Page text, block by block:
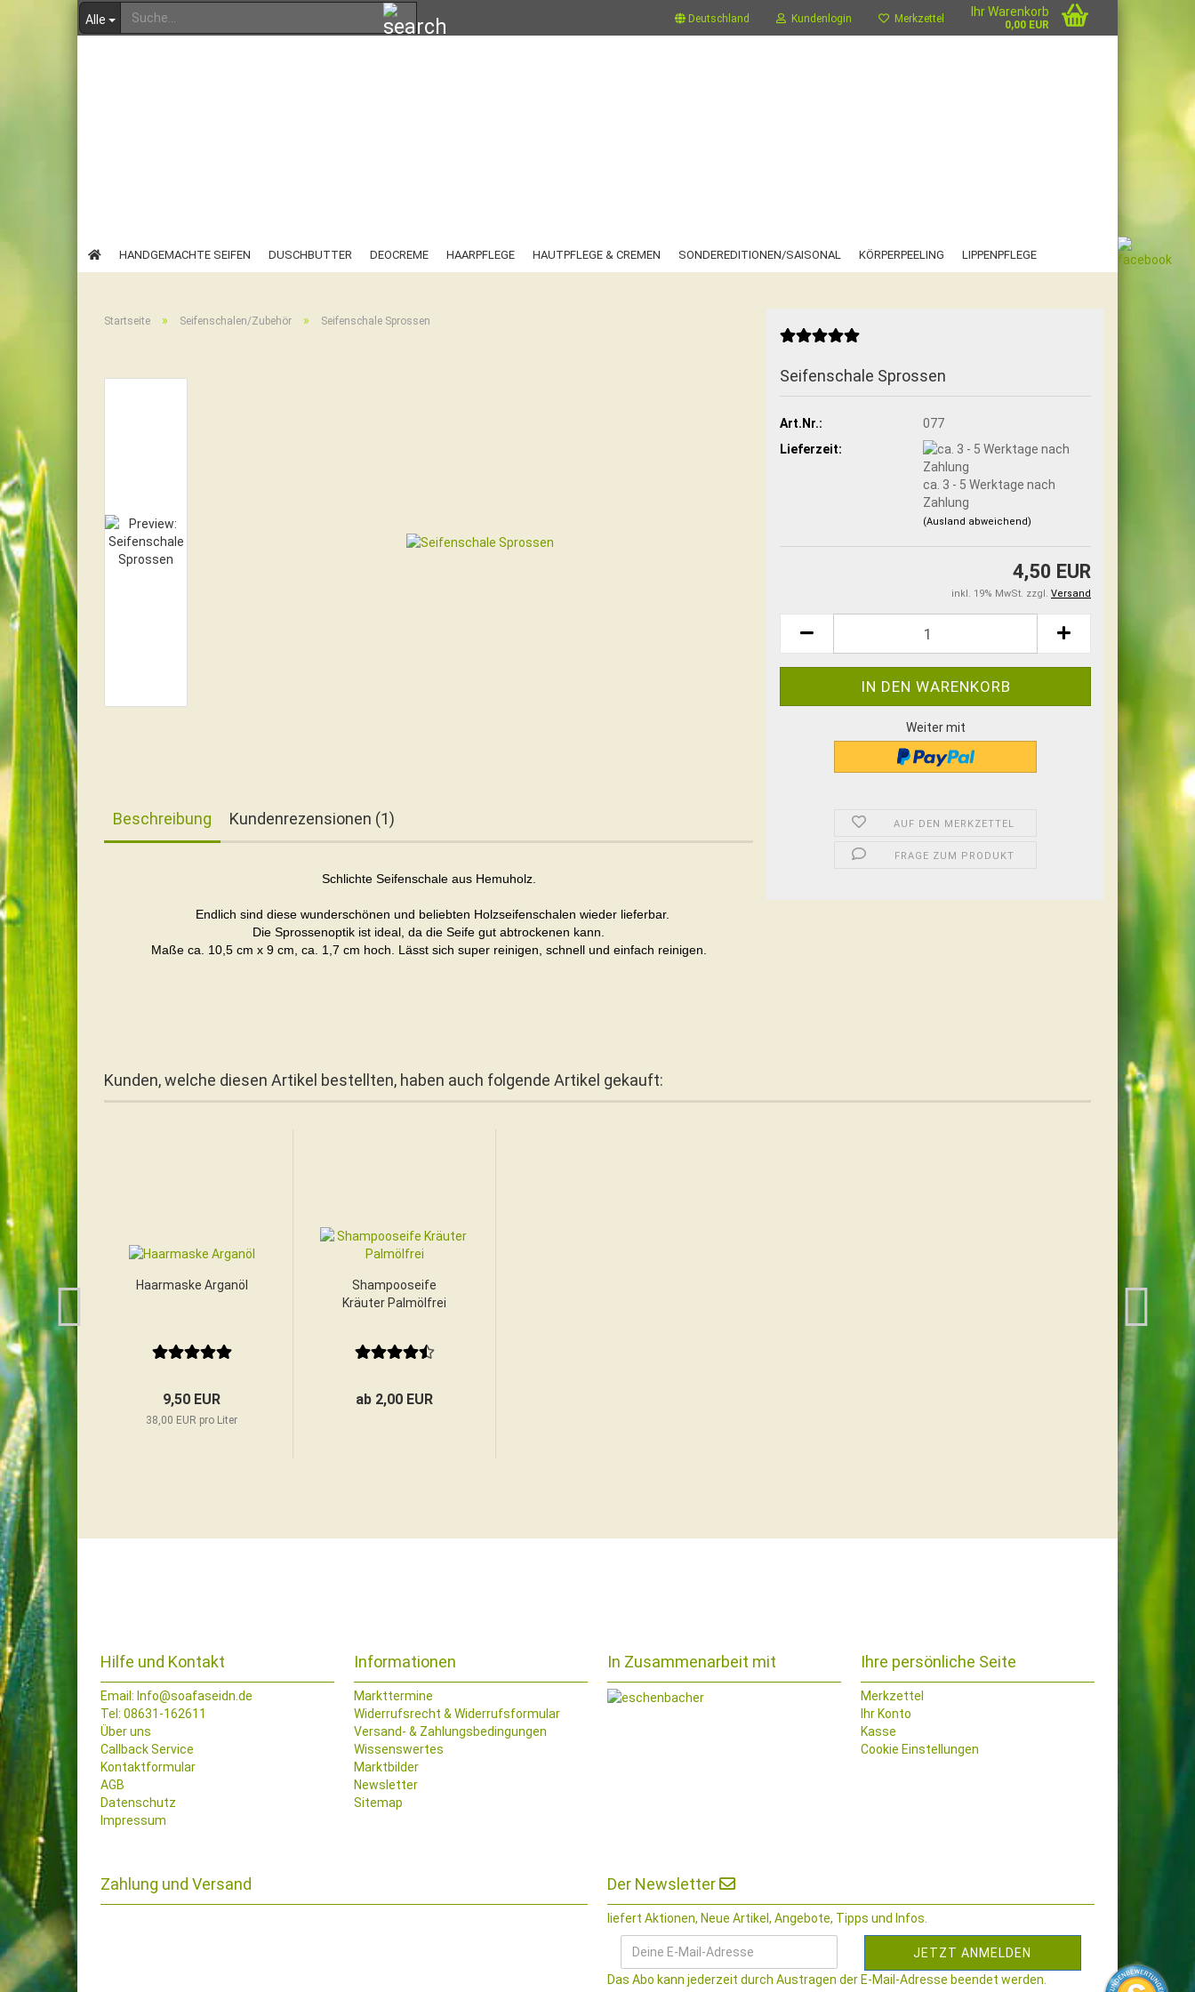
Deutschland Kundenlogin Merkzettel
Alle
Ihr Warenkorb
0,00 EUR
HANDGEMACHTE SEIFEN DUSCHBUTTER DEOCREME HAARPFLEGE HAUTPFLEGE & CREMEN SONDEREDITIONEN/SAISONAL KÖRPERPEELING LIPPENPFLEGE
Startseite » Seifenschalen/Zubehör » Seifenschale Sprossen
Seifenschale Sprossen
Art.Nr.:
077
Lieferzeit:
ca. 3 - 5 Werktage nach
Zahlung
(Ausland abweichend)
4,50 EUR
inkl. 19% MwSt. zzgl. Versand
Weiter mit
AUF DEN MERKZETTEL
FRAGE ZUM PRODUKT
Beschreibung Kundenrezensionen (1)
Schlichte Seifenschale aus Hemuholz.
Endlich sind diese wunderschönen und beliebten Holzseifenschalen wieder lieferbar.
Die Sprossenoptik ist ideal, da die Seife gut abtrockenen kann.
Maße ca. 10,5 cm x 9 cm, ca. 1,7 cm hoch. Lässt sich super reinigen, schnell und einfach reinigen.
Kunden, welche diesen Artikel bestellten, haben auch folgende Artikel gekauft:
Haarmaske Arganöl
9,50 EUR
38,00 EUR pro Liter
Shampooseife
Kräuter Palmölfrei
ab 2,00 EUR
Hilfe und Kontakt
Email: Info@soafaseidn.de
Tel: 08631-162611
Über uns
Callback Service
Kontaktformular
AGB
Datenschutz
Impressum
Informationen
Markttermine
Widerrufsrecht & Widerrufsformular
Versand- & Zahlungsbedingungen
Wissenswertes
Marktbilder
Newsletter
Sitemap
In Zusammenarbeit mit Ihre persönliche Seite
Merkzettel
Ihr Konto
Kasse
Cookie Einstellungen
Zahlung und Versand Der Newsletter
liefert Aktionen, Neue Artikel, Angebote, Tipps und Infos.
Das Abo kann jederzeit durch Austragen der E-Mail-Adresse beendet werden.